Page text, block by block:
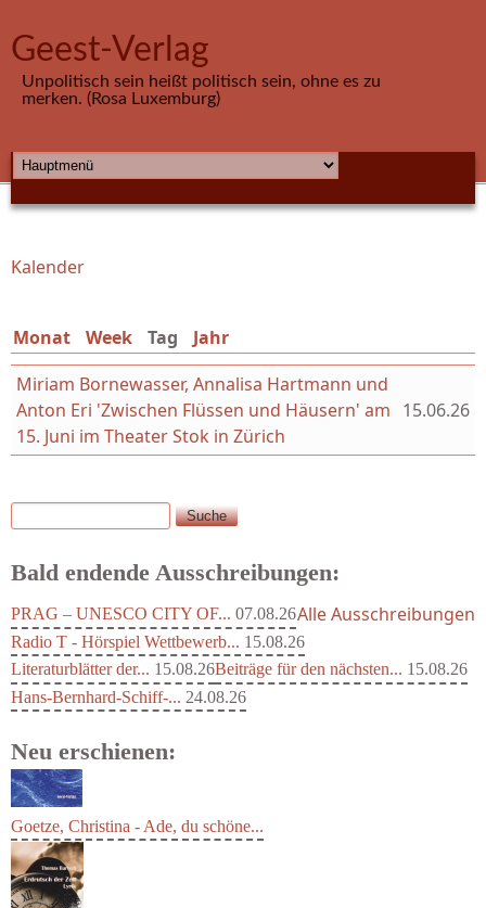
Geest-Verlag
Unpolitisch sein heißt politisch sein, ohne es zu
merken. (Rosa Luxemburg)
HAUPTMENÜ
Sie sind hier
Kalender
Monat Week Tag (aktiver Reiter)
Jahr
Miriam Bornewasser, Annalisa Hartmann und
Anton Eri 'Zwischen Flüssen und Häusern' am
15. Juni im Theater Stok in Zürich
15.06.26
Suchformular
Suche
Bald endende Ausschreibungen:
PRAG – UNESCO CITY OF... 07.08.26
Radio T - Hörspiel Wettbewerb... 15.08.26
Literaturblätter der... 15.08.26Beiträge für den nächsten... 15.08.26
Hans-Bernhard-Schiff-... 24.08.26
Alle Ausschreibungen
Neu erschienen:
Goetze, Christina - Ade, du schöne...